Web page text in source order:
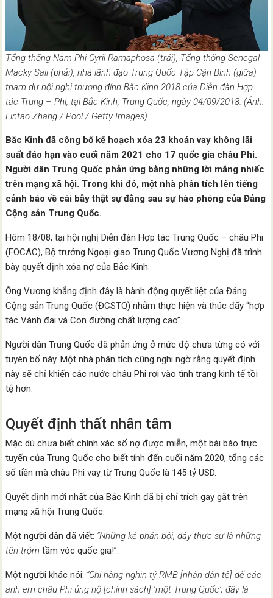
Tổng thống Nam Phi Cyril Ramaphosa (trái), Tổng thống Senegal
Macky Sall (phải), nhà lãnh đạo Trung Quốc Tập Cận Bình (giữa)
tham dự hội nghị thượng đỉnh Bắc Kinh 2018 của Diễn đàn Hợp
tác Trung – Phi, tại Bắc Kinh, Trung Quốc, ngày 04/09/2018. (Ảnh:
Lintao Zhang / Pool / Getty Images)
Bắc Kinh đã công bố kế hoạch xóa 23 khoản vay không lãi
suất đáo hạn vào cuối năm 2021 cho 17 quốc gia châu Phi.
Người dân Trung Quốc phản ứng bằng những lời mắng nhiếc
trên mạng xã hội. Trong khi đó, một nhà phân tích lên tiếng
cảnh báo về cái bẫy thật sự đằng sau sự hào phóng của Đảng
Cộng sản Trung Quốc.
Hôm 18/08, tại hội nghị Diễn đàn Hợp tác Trung Quốc – châu Phi
(FOCAC), Bộ trưởng Ngoại giao Trung Quốc Vương Nghị đã trình
bày quyết định xóa nợ của Bắc Kinh.
Ông Vương khẳng định đây là hành động quyết liệt của Đảng
Cộng sản Trung Quốc (ĐCSTQ) nhằm thực hiện và thúc đẩy “hợp
tác Vành đai và Con đường chất lượng cao”.
Người dân Trung Quốc đã phản ứng ở mức độ chưa từng có với
tuyên bố này. Một nhà phân tích cũng nghi ngờ rằng quyết định
này sẽ chỉ khiến các nước châu Phi rơi vào tình trạng kinh tế tồi
tệ hơn.
Quyết định thất nhân tâm
Mặc dù chưa biết chính xác số nợ được miễn, một bài báo trực
tuyến của Trung Quốc cho biết tính đến cuối năm 2020, tổng các
số tiền mà châu Phi vay từ Trung Quốc là 145 tỷ USD.
Quyết định mới nhất của Bắc Kinh đã bị chỉ trích gay gắt trên
mạng xã hội Trung Quốc.
Một người dân đã viết: “Những kẻ phản bội, đây thực sự là những
tên trộm tầm vóc quốc gia!”.
Một người khác nói: “Chi hàng nghìn tỷ RMB [nhân dân tệ] để các
anh em châu Phi ủng hộ [chính sách] ‘một Trung Quốc’; đây là